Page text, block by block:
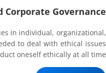
Corporate Governance
in individual, organizational,
to deal with ethical issues
oneself ethically at all time.